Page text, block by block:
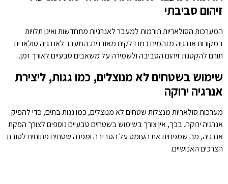
זיהום סביבתי
המערכות הסולאריות תורמות למעבר לאנרגיות מתחדשות ואינן תלויות
במקורות אנרגיה מזהמים כמו דלקים מאובנים. המעבר לאנרגיה סולארית
תורם להקטנת זיהום הסביבה ולשמירה על משאבים טבעיים לאורך זמן.
שימוש בשטחים לא מנוצלים, כמו גגות, ליצירת
אנרגיה ירוקה
מערכות סולאריות מנצלות שטחים לא מנוצלים, כמו גגות בתים, כדי להפיק
אנרגיה ירוקה. בכך, אין צורך בשימוש בשטחים טבעיים נוספים לצורך הפקת
אנרגיה, מה שמפחית את העומס על הסביבה ומפנה שטחים פתוחים לטובת
הצרכים האנושיים.